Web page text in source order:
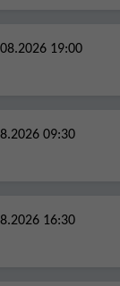
19:00
09:30
16:30